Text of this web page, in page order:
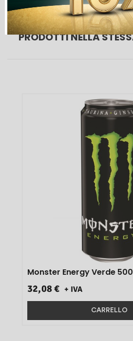
PRODOTTI NELLA
32,08 € + IVA
CARRELLO